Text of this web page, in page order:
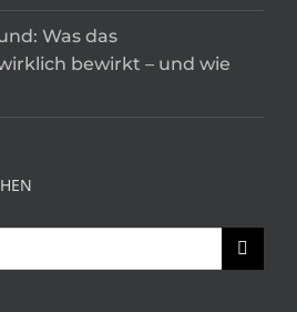
Was das
bewirkt – und wie